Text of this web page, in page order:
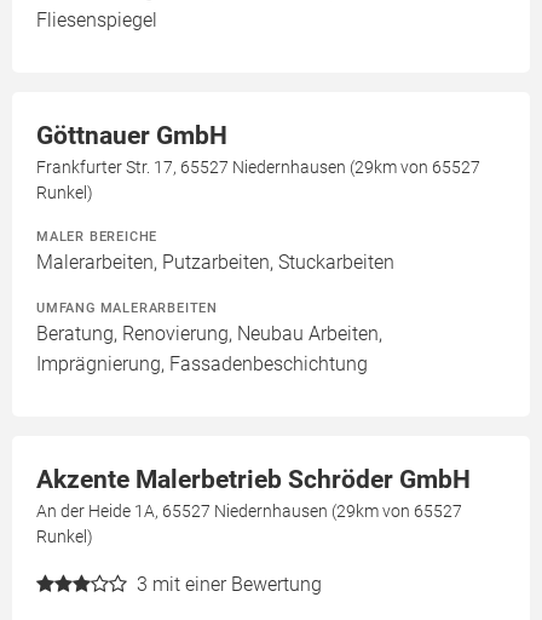
Fliesenspiegel
Göttnauer GmbH
Frankfurter Str. 17, 65527 Niedernhausen (29km von 65527
Runkel)
MALER BEREICHE
Malerarbeiten, Putzarbeiten, Stuckarbeiten
UMFANG MALERARBEITEN
Beratung, Renovierung, Neubau Arbeiten,
Imprägnierung, Fassadenbeschichtung
Akzente Malerbetrieb Schröder GmbH
An der Heide 1A, 65527 Niedernhausen (29km von 65527
Runkel)
3 mit einer Bewertung